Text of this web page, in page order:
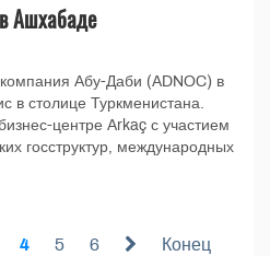
Ашхабаде
Абу-Даби (ADNOC) в
в столице Туркменистана.
центре Arkaç с участием
госструктур, международных
4 5 6 Конец